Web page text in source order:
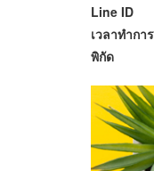
Line ID
เวลาทำการ
พิกัด